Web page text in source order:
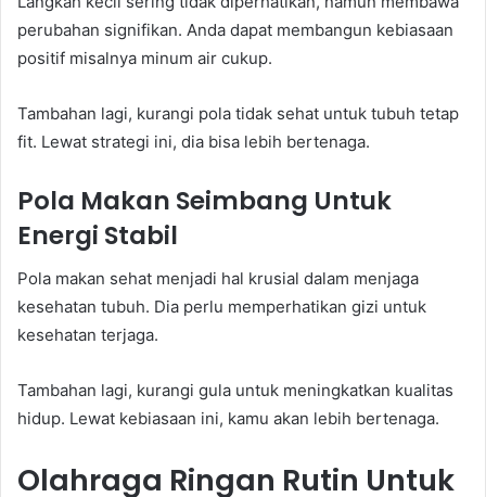
perubahan signifikan. Anda dapat membangun kebiasaan
positif misalnya minum air cukup.
Tambahan lagi, kurangi pola tidak sehat untuk tubuh tetap
fit. Lewat strategi ini, dia bisa lebih bertenaga.
Pola Makan Seimbang Untuk
Energi Stabil
Pola makan sehat menjadi hal krusial dalam menjaga
kesehatan tubuh. Dia perlu memperhatikan gizi untuk
kesehatan terjaga.
Tambahan lagi, kurangi gula untuk meningkatkan kualitas
hidup. Lewat kebiasaan ini, kamu akan lebih bertenaga.
Olahraga Ringan Rutin Untuk